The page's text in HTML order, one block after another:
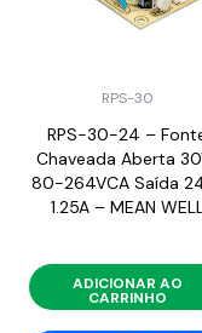
RPS-30
RPS-30-24 –
Chaveada Aberta
80-264VCA Saída
1.25A – MEAN
ADICIONAR AO
CARRINHO